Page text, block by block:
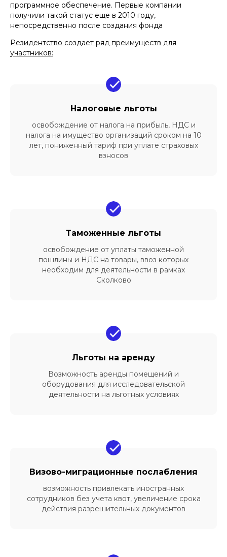
программное обеспечение. Первые компании
получили такой статус еще в 2010 году,
непосредственно после создания фонда
Резидентство создает ряд преимуществ для
участников:
Налоговые льготы
освобождение от налога на прибыль, НДС и
налога на имущество организаций сроком на 10
лет, пониженный тариф при уплате страховых
взносов
Таможенные льготы
освобождение от уплаты таможенной
пошлины и НДС на товары, ввоз которых
необходим для деятельности в рамках
Сколково
Льготы на аренду
Возможность аренды помещений и
оборудования для исследовательской
деятельности на льготных условиях
Визово-миграционные послабления
возможность привлекать иностранных
сотрудников без учета квот, увеличение срока
действия разрешительных документов
28.09.2010 N 244-ФЗ. В этом законе
Законодательное
статуса резидентов
Сколково